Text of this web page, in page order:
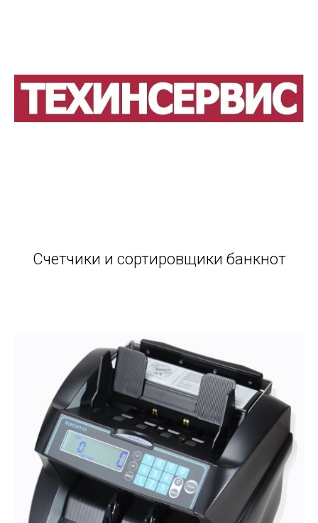
Счетчики и сортировщики банкнот